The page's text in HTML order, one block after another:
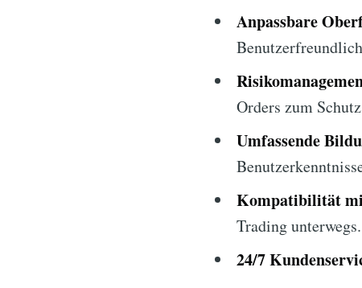
Anpassbare
Orders zum
Umfassende
Kompatibilität
Trading unterwegs.
24/7